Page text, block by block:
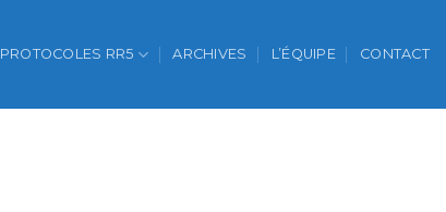
PROTOCOLES RR5 ARCHIVES L’ÉQUIPE CONTACT